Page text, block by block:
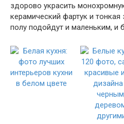
здорово украсить
керамический фартук и
полу подойдут и маленьким, и